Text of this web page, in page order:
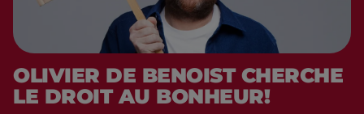
OLIVIER DE BENOIST CHERCHE
LE DROIT AU BONHEUR!